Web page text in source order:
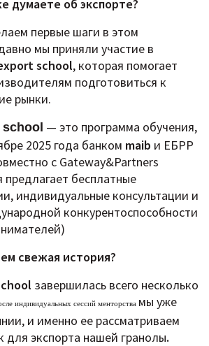
думаете об экспорте?
первые шаги в этом
мы приняли участие в
school, которая помогает
подготовиться к
рынки.
school — это программа обучения,
2025 года банком maib и ЕБРР
с Gateway&Partners
предлагает бесплатные
индивидуальные консультации и
конкурентоспособности
свежая история?
завершилась всего несколько
индивидуальных сессий менторства мы уже
и именно ее рассматриваем
для экспорта нашей гранолы.